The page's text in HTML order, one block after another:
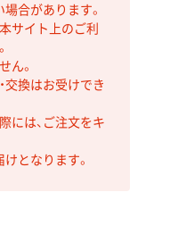
合があります。
サイト上のご利
ん。
交換はお受けでき
には、ご注文をキ
となります。